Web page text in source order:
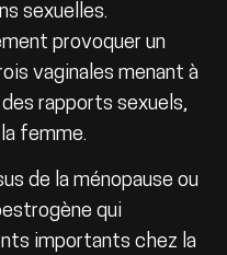
sexuelles.
provoquer un
vaginales menant à
rapports sexuels,
femme.
de la ménopause ou
qui
importants chez la